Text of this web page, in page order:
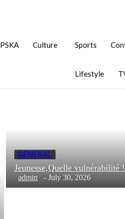
PSKA Culture Sports
Lifestyle
GENERAL
Jeunesse,Quelle
admin - July 30, 2026